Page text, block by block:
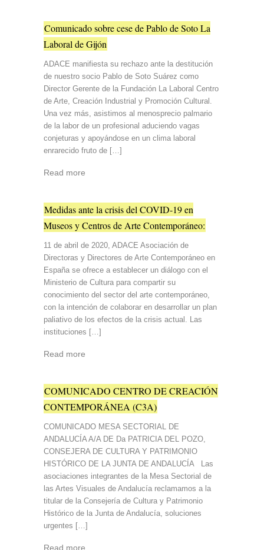
Comunicado sobre cese de Pablo de Soto La
Laboral de Gijón
ADACE manifiesta su rechazo ante la destitución
de nuestro socio Pablo de Soto Suárez como
Director Gerente de la Fundación La Laboral Centro
de Arte, Creación Industrial y Promoción Cultural.
Una vez más, asistimos al menosprecio palmario
de la labor de un profesional aduciendo vagas
conjeturas y apoyándose en un clima laboral
enrarecido fruto de […]
Read more
Medidas ante la crisis del COVID-19 en
Museos y Centros de Arte Contemporáneo:
11 de abril de 2020, ADACE Asociación de
Directoras y Directores de Arte Contemporáneo en
España se ofrece a establecer un diálogo con el
Ministerio de Cultura para compartir su
conocimiento del sector del arte contemporáneo,
con la intención de colaborar en desarrollar un plan
paliativo de los efectos de la crisis actual. Las
instituciones […]
Read more
COMUNICADO CENTRO DE CREACIÓN
CONTEMPORÁNEA (C3A)
COMUNICADO MESA SECTORIAL DE
ANDALUCÍA A/A DE Da PATRICIA DEL POZO,
CONSEJERA DE CULTURA Y PATRIMONIO
HISTÓRICO DE LA JUNTA DE ANDALUCÍA Las
asociaciones integrantes de la Mesa Sectorial de
las Artes Visuales de Andalucía reclamamos a la
titular de la Consejería de Cultura y Patrimonio
Histórico de la Junta de Andalucía, soluciones
urgentes […]
Read more